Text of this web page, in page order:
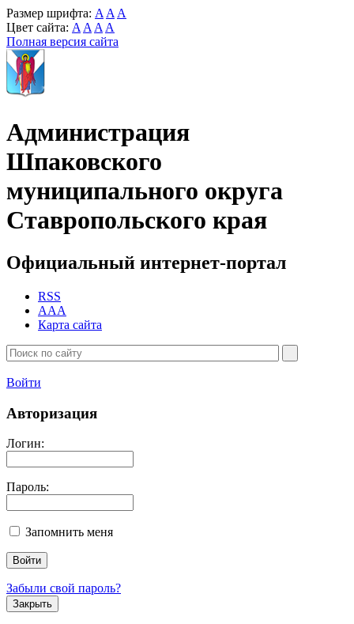
Размер шрифта: A A A
Цвет сайта: A A A A
Полная версия сайта
Администрация
Шпаковского
муниципального округа
Ставропольского края
Официальный интернет-портал
RSS
AAA
Карта сайта
Войти
Авторизация
Логин:
Пароль:
Запомнить меня
Забыли свой пароль?
Закрыть